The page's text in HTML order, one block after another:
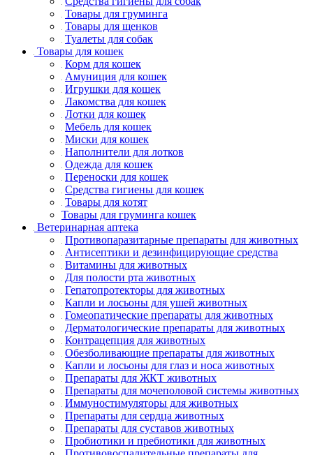
Товары для груминга
Товары для щенков
Туалеты для собак
Товары для кошек
Корм для кошек
Амуниция для кошек
Игрушки для кошек
Лакомства для кошек
Лотки для кошек
Мебель для кошек
Миски для кошек
Наполнители для лотков
Одежда для кошек
Переноски для кошек
Средства гигиены для кошек
Товары для котят
Товары для груминга кошек
Ветеринарная аптека
Противопаразитарные препараты для животных
Антисептики и дезинфицирующие средства
Витамины для животных
Для полости рта животных
Гепатопротекторы для животных
Капли и лосьоны для ушей животных
Гомеопатические препараты для животных
Дерматологические препараты для животных
Контрацепция для животных
Обезболивающие препараты для животных
Капли и лосьоны для глаз и носа животных
Препараты для ЖКТ животных
Препараты для мочеполовой системы животных
Иммуностимуляторы для животных
Препараты для сердца животных
Препараты для суставов животных
Пробиотики и пребиотики для животных